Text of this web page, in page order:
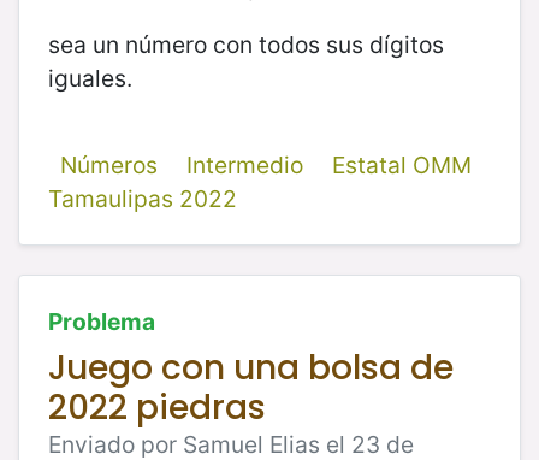
sea un número con todos sus dígitos
iguales.
Números Intermedio
Estatal OMM
Tamaulipas 2022
Problema
Juego con una bolsa de
2022 piedras
Enviado por Samuel Elias el 23 de